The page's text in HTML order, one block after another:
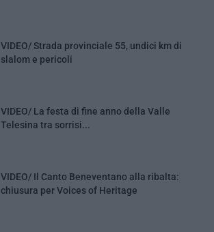
VIDEO/ Strada provinciale 55, undici km di
slalom e pericoli
VIDEO/ La festa di fine anno della Valle
Telesina tra sorrisi...
VIDEO/ Il Canto Beneventano alla ribalta:
chiusura per Voices of Heritage